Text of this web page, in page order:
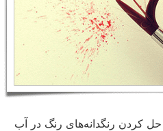
کردن رنگدانه‌های رنگ در آب